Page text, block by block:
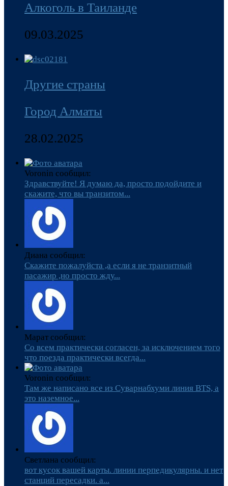
Алкоголь в Таиланде
09.03.2025
Другие страны
Город Алматы
28.02.2025
Voronin сообщил:
Здравствуйте! Я думаю да, просто подойдите и
скажите, что вы транзитом...
Диана сообщил:
Скажите пожалуйста ,а если я не транзитный
пасажир ,но просто жду...
Марат сообщил:
Со всем практически согласен, за исключением того
что поезда практически всегда...
Voronin сообщил:
Там же написано все из Суварнабхуми линия BTS, а
это наземное...
Светлана сообщил:
вот кусок вашей карты. линии перпедикулярны. и нет
станций пересадки. а...